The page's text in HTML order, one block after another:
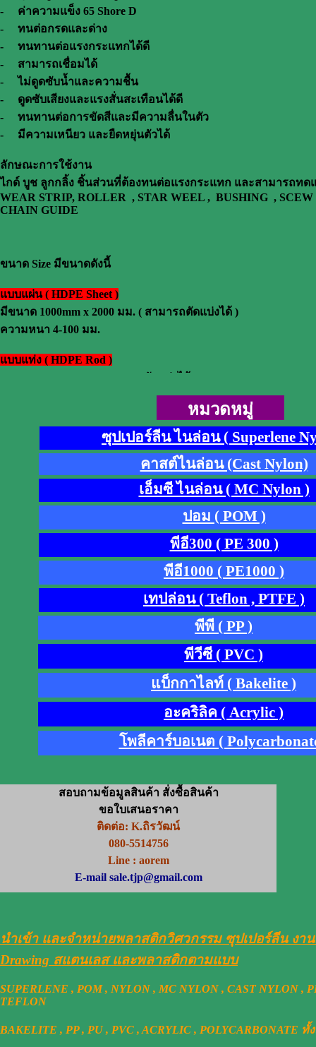
สอบถามข้อมูลสินค้า สั่งซื้อสินค้า
ขอใบเสนอราคา
ติดต่อ: K.ถิรวัฒน์
080-5514756
Line : aorem
E-mail sale.tjp@gmail.com
นำเข้า และจำหน่ายพลาสติกวิศวกรรม ซุปเปอร์ลีน งา
Drawing สแตนเลส และพลาสติกตามแบบ
SUPERLENE , POM , NYLON , MC NYLON , CAST NYLON ,
TEFLON
BAKELITE , PP , PU , PVC , ACRYLIC , POLYCARBONATE
หมวดหมู่
ซุปเปอร์ลีน ไนล่อน ( Superlene
คาสต์ไนล่อน (Cast Nylon)
เอ็มซี ไนล่อน ( MC Nylon )
ปอม ( POM )
พีอี300 ( PE 300 )
พีอี1000 ( PE1000 )
เทปล่อน ( Teflon , PTFE )
พีพี ( PP )
พีวีซี ( PVC )
แบ็กกาไลท์ ( Bakelite )
อะคริลิค ( Acrylic )
โพลีคาร์บอเนต (
- ค่าความแข็ง 65 Shore D
- ทนต่อกรดและด่าง
- ทนทานต่อแรงกระแทกได้ดี
- สามารถเชื่อมได้
- ไม่ดูดซับน้ำและความชื้น
- ดูดซับเสียงและแรงสั่นสะเทือนได้ดี
- ทนทานต่อการขัดสีและมีความลื่นในตัว
- มีความเหนียว และยืดหยุ่นตัวได้
ลักษณะการใช้งาน
ไกด์ บูช ลูกกลิ้ง ชิ้นส่วนที่ต้องทนต่อแรงกระแทก และสามารถทด
WEAR STRIP, ROLLER , STAR WEEL , BUSHING ,
CHAIN GUIDE
ขนาด Size มีขนาดดังนี้
แบบแผ่น ( HDPE Sheet )
มีขนาด 1000mm x 2000 มม. ( สามารถตัดแบ่งได้ )
ความหนา 4-100 มม.
แบบแท่ง ( HDPE Rod )
ขนาดเส้นผ่าศุนย์กลาง 10-300 มม.